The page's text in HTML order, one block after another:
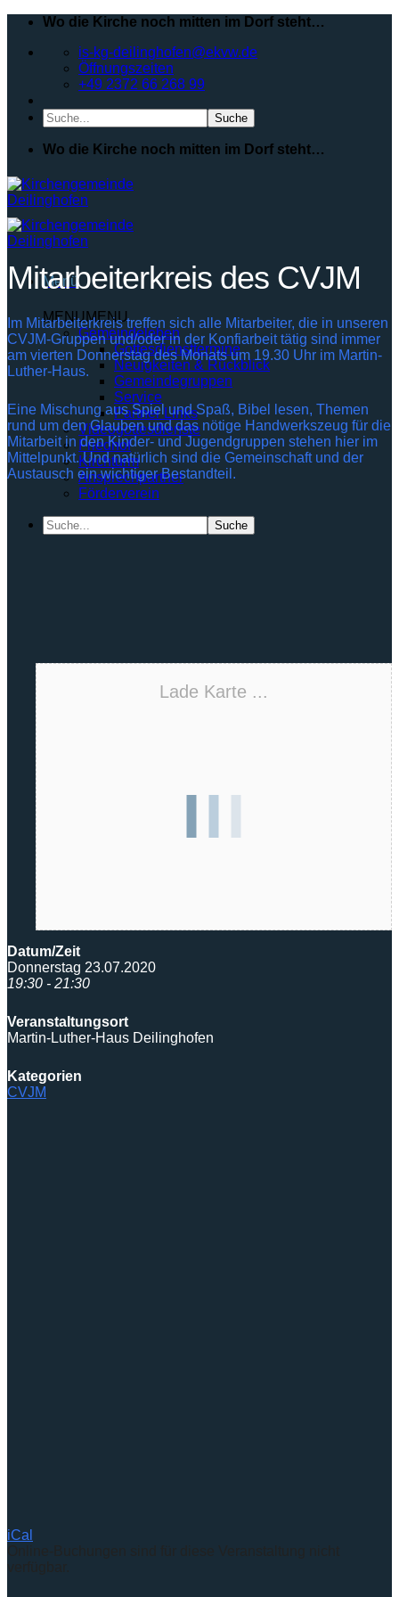
Zum
springen
Wo die Kirche noch mitten im Dorf steht…
is-kg-deilinghofen@ekvw.de
Öffnungszeiten
+49 2372 66 268 99
Search
for:
Wo die Kirche noch mitten im Dorf steht…
Menü
MENUMENU
Gemeindeleben
Gottesdiensttermine
Neuigkeiten & Rückblick
Gemeindegruppen
Service
Partner Links
Videogottesdienste
Friedhof
Kirchturm
Ansprechpartner
Förderverein
Search
for:
Mitarbeiterkreis des CVJM
Im Mitarbeiterkreis treffen sich alle Mitarbeiter, die in unseren
CVJM-Gruppen und/oder in der Konfiarbeit tätig sind immer
am vierten Donnerstag des Monats um 19.30 Uhr im Martin-
Luther-Haus.
Eine Mischung aus Spiel und Spaß, Bibel lesen, Themen
rund um den Glauben und das nötige Handwerkszeug für die
Mitarbeit in den Kinder- und Jugendgruppen stehen hier im
Mittelpunkt. Und natürlich sind die Gemeinschaft und der
Austausch ein wichtiger Bestandteil.
Lade Karte ...
Datum/Zeit
Donnerstag 23.07.2020
19:30 - 21:30
Veranstaltungsort
Martin-Luther-Haus Deilinghofen
Kategorien
CVJM
iCal